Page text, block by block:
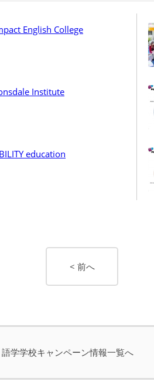
English College
Institute
education
< 前へ
学学校キャンペーン情報一覧へ